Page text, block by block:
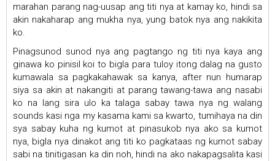
marahan parang nag-uusap ang titi nya at kamay ko, hindi sa
akin nakaharap ang mukha nya, yung batok nya ang nakikita
ko.
Pinagsunod sunod nya ang pagtango ng titi nya kaya ang
ginawa ko pinisil koi to bigla para tuloy itong dalag na gusto
kumawala sa pagkakahawak sa kanya, after nun humarap
siya sa akin at nakangiti at parang tawang-tawa ang nasabi
ko na lang sira ulo ka talaga sabay tawa nya ng walang
sounds kasi nga my kasama kami sa kwarto, tumihaya na din
sya sabay kuha ng kumot at pinasukob nya ako sa kumot
nya, bigla nya dinakot ang titi ko pagkataas ng kumot sabay
sabi na tinitigasan ka din noh, hindi na ako nakapagsalita kasi